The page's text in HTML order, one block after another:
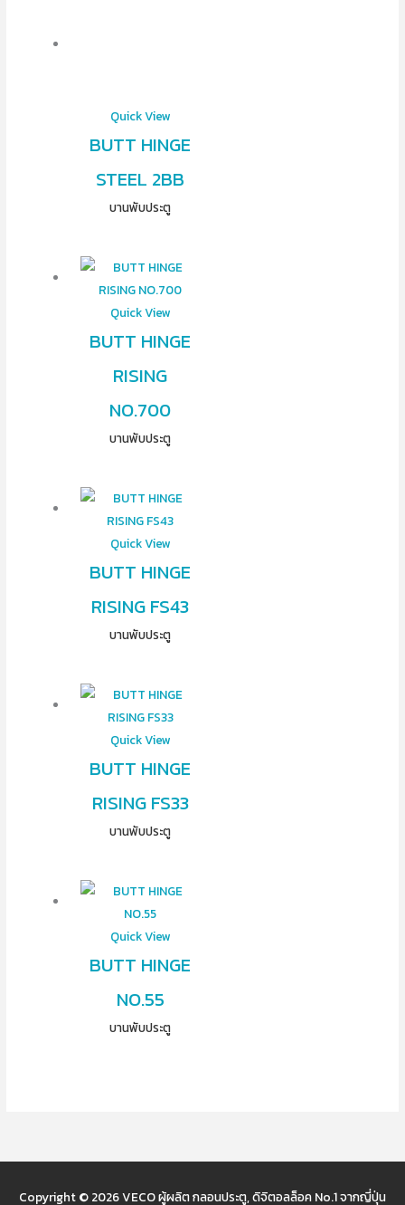
Quick View
BUTT HINGE
STEEL 2BB
บานพับประตู
Quick View
BUTT HINGE
RISING
NO.700
บานพับประตู
Quick View
BUTT HINGE
RISING FS43
บานพับประตู
Quick View
BUTT HINGE
RISING FS33
บานพับประตู
Quick View
BUTT HINGE
NO.55
บานพับประตู
Copyright © 2026VECO ผู้ผลิต กลอนประตู, ดิจิตอลล็อค No.1 จากญี่ปุ่น